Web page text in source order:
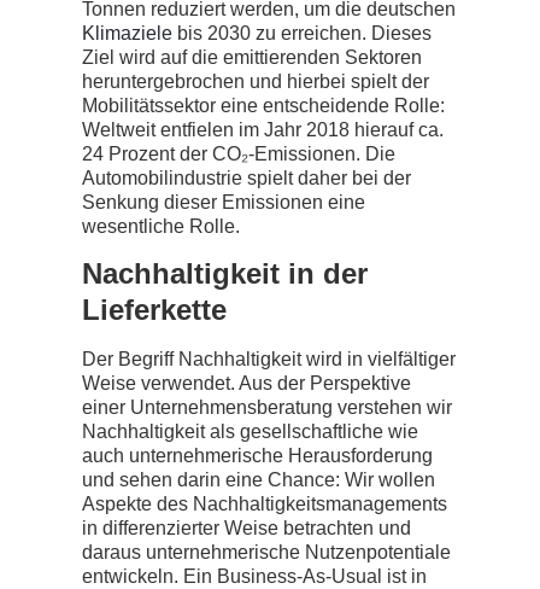
Tonnen reduziert werden, um die deutschen
Klimaziele bis 2030 zu erreichen. Dieses
Ziel wird auf die emittierenden Sektoren
heruntergebrochen und hierbei spielt der
Mobilitätssektor eine entscheidende Rolle:
Weltweit entfielen im Jahr 2018 hierauf ca.
24 Prozent der CO₂-Emissionen. Die
Automobilindustrie spielt daher bei der
Senkung dieser Emissionen eine
wesentliche Rolle.
Nachhaltigkeit in der
Lieferkette
Der Begriff Nachhaltigkeit wird in vielfältiger
Weise verwendet. Aus der Perspektive
einer Unternehmensberatung verstehen wir
Nachhaltigkeit als gesellschaftliche wie
auch unternehmerische Herausforderung
und sehen darin eine Chance: Wir wollen
Aspekte des Nachhaltigkeitsmanagements
in differenzierter Weise betrachten und
daraus unternehmerische Nutzenpotentiale
entwickeln. Ein Business-As-Usual ist in